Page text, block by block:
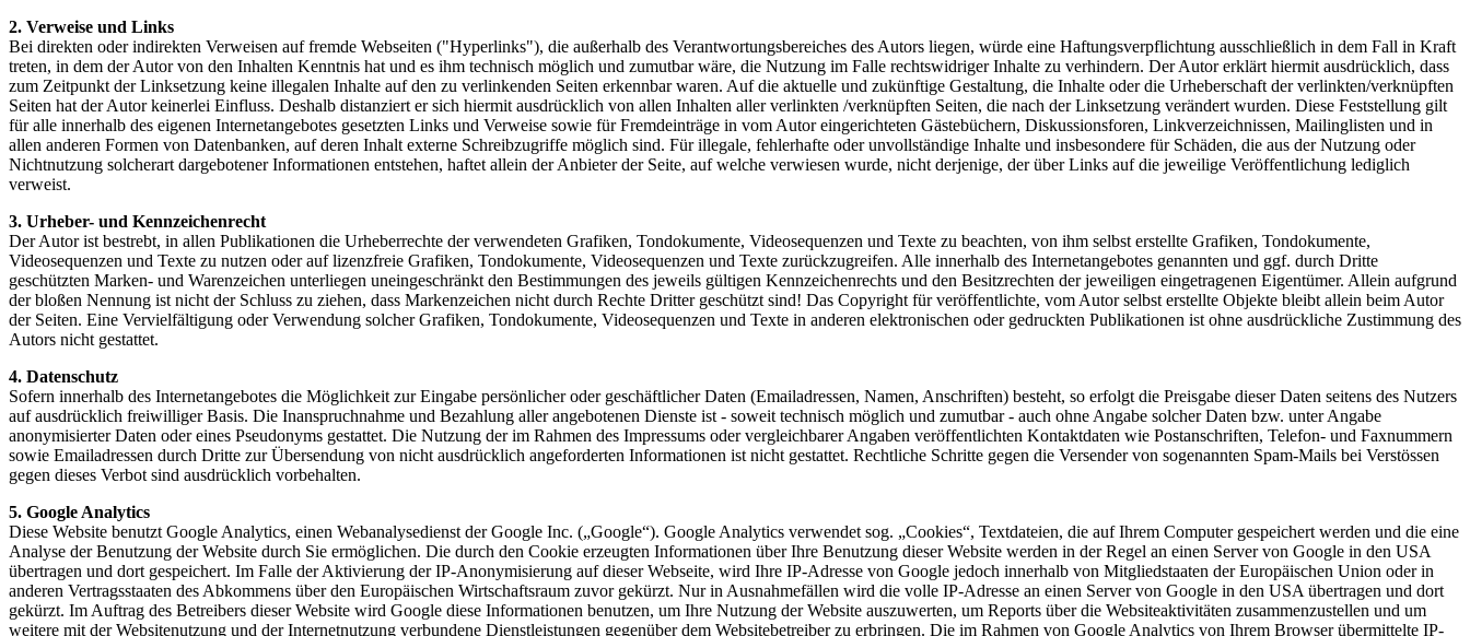
2. Verweise und Links
Bei direkten oder indirekten Verweisen auf fremde Webseiten ("Hyperlinks"), die außerhalb des Verantwortungsbereiches des Autors liegen, würde eine Haftungsverpflichtung ausschließlich in dem Fall in Kraft
treten, in dem der Autor von den Inhalten Kenntnis hat und es ihm technisch möglich und zumutbar wäre, die Nutzung im Falle rechtswidriger Inhalte zu verhindern. Der Autor erklärt hiermit ausdrücklich, dass
zum Zeitpunkt der Linksetzung keine illegalen Inhalte auf den zu verlinkenden Seiten erkennbar waren. Auf die aktuelle und zukünftige Gestaltung, die Inhalte oder die Urheberschaft der verlinkten/verknüpften
Seiten hat der Autor keinerlei Einfluss. Deshalb distanziert er sich hiermit ausdrücklich von allen Inhalten aller verlinkten /verknüpften Seiten, die nach der Linksetzung verändert wurden. Diese Feststellung gilt
für alle innerhalb des eigenen Internetangebotes gesetzten Links und Verweise sowie für Fremdeinträge in vom Autor eingerichteten Gästebüchern, Diskussionsforen, Linkverzeichnissen, Mailinglisten und in
allen anderen Formen von Datenbanken, auf deren Inhalt externe Schreibzugriffe möglich sind. Für illegale, fehlerhafte oder unvollständige Inhalte und insbesondere für Schäden, die aus der Nutzung oder
Nichtnutzung solcherart dargebotener Informationen entstehen, haftet allein der Anbieter der Seite, auf welche verwiesen wurde, nicht derjenige, der über Links auf die jeweilige Veröffentlichung lediglich
verweist.
3. Urheber- und Kennzeichenrecht
Der Autor ist bestrebt, in allen Publikationen die Urheberrechte der verwendeten Grafiken, Tondokumente, Videosequenzen und Texte zu beachten, von ihm selbst erstellte Grafiken, Tondokumente,
Videosequenzen und Texte zu nutzen oder auf lizenzfreie Grafiken, Tondokumente, Videosequenzen und Texte zurückzugreifen. Alle innerhalb des Internetangebotes genannten und ggf. durch Dritte
geschützten Marken- und Warenzeichen unterliegen uneingeschränkt den Bestimmungen des jeweils gültigen Kennzeichenrechts und den Besitzrechten der jeweiligen eingetragenen Eigentümer. Allein aufgrund
der bloßen Nennung ist nicht der Schluss zu ziehen, dass Markenzeichen nicht durch Rechte Dritter geschützt sind! Das Copyright für veröffentlichte, vom Autor selbst erstellte Objekte bleibt allein beim Autor
der Seiten. Eine Vervielfältigung oder Verwendung solcher Grafiken, Tondokumente, Videosequenzen und Texte in anderen elektronischen oder gedruckten Publikationen ist ohne ausdrückliche Zustimmung des
Autors nicht gestattet.
4. Datenschutz
Sofern innerhalb des Internetangebotes die Möglichkeit zur Eingabe persönlicher oder geschäftlicher Daten (Emailadressen, Namen, Anschriften) besteht, so erfolgt die Preisgabe dieser Daten seitens des Nutzers
auf ausdrücklich freiwilliger Basis. Die Inanspruchnahme und Bezahlung aller angebotenen Dienste ist - soweit technisch möglich und zumutbar - auch ohne Angabe solcher Daten bzw. unter Angabe
anonymisierter Daten oder eines Pseudonyms gestattet. Die Nutzung der im Rahmen des Impressums oder vergleichbarer Angaben veröffentlichten Kontaktdaten wie Postanschriften, Telefon- und Faxnummern
sowie Emailadressen durch Dritte zur Übersendung von nicht ausdrücklich angeforderten Informationen ist nicht gestattet. Rechtliche Schritte gegen die Versender von sogenannten Spam-Mails bei Verstössen
gegen dieses Verbot sind ausdrücklich vorbehalten.
5. Google Analytics
Diese Website benutzt Google Analytics, einen Webanalysedienst der Google Inc. („Google“). Google Analytics verwendet sog. „Cookies“, Textdateien, die auf Ihrem Computer gespeichert werden und die eine
Analyse der Benutzung der Website durch Sie ermöglichen. Die durch den Cookie erzeugten Informationen über Ihre Benutzung dieser Website werden in der Regel an einen Server von Google in den USA
übertragen und dort gespeichert. Im Falle der Aktivierung der IP-Anonymisierung auf dieser Webseite, wird Ihre IP-Adresse von Google jedoch innerhalb von Mitgliedstaaten der Europäischen Union oder in
anderen Vertragsstaaten des Abkommens über den Europäischen Wirtschaftsraum zuvor gekürzt. Nur in Ausnahmefällen wird die volle IP-Adresse an einen Server von Google in den USA übertragen und dort
gekürzt. Im Auftrag des Betreibers dieser Website wird Google diese Informationen benutzen, um Ihre Nutzung der Website auszuwerten, um Reports über die Websiteaktivitäten zusammenzustellen und um
weitere mit der Websitenutzung und der Internetnutzung verbundene Dienstleistungen gegenüber dem Websitebetreiber zu erbringen. Die im Rahmen von Google Analytics von Ihrem Browser übermittelte IP-